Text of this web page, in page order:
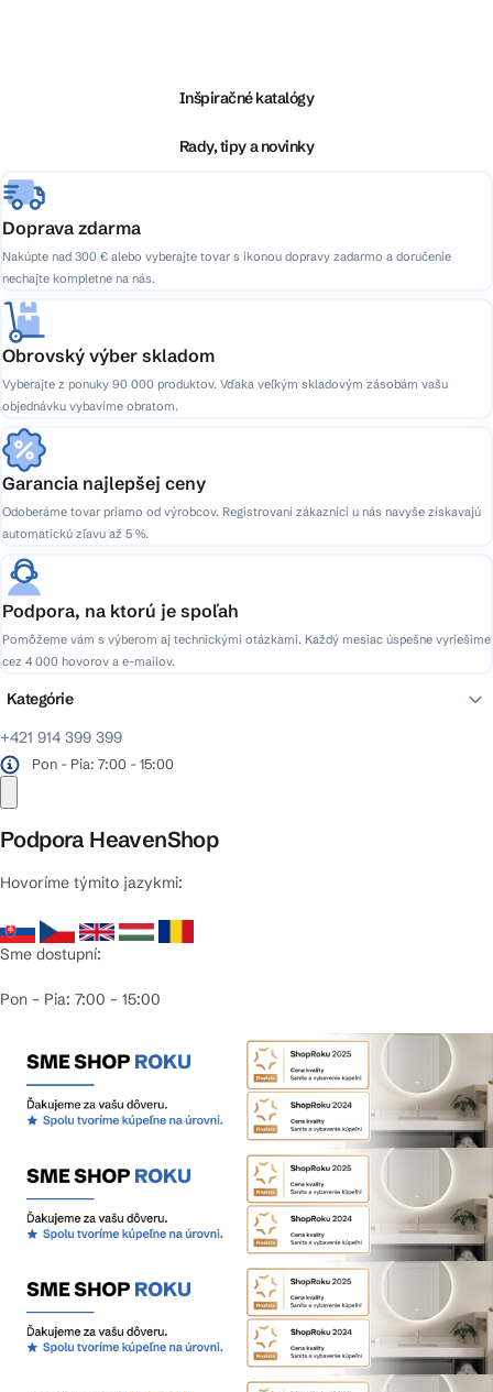
e
Inšpiračné katalógy
Rady, tipy a novinky
Doprava zdarma
Nakúpte nad 300 € alebo vyberajte tovar s ikonou dopravy zadarmo a doručenie
nechajte kompletne na nás.
Obrovský výber skladom
Vyberajte z ponuky 90 000 produktov. Vďaka veľkým skladovým zásobám vašu
objednávku vybavíme obratom.
Garancia najlepšej ceny
Odoberáme tovar priamo od výrobcov. Registrovaní zákazníci u nás navyše získavajú
automatickú zľavu až 5 %.
Podpora, na ktorú je spoľah
Pomôžeme vám s výberom aj technickými otázkami. Každý mesiac úspešne vyriešime
cez 4 000 hovorov a e-mailov.
+421 914 399 399
Pon - Pia: 7:00 - 15:00
Podpora HeavenShop
Hovoríme týmito jazykmi:
Sme dostupní:
Pon – Pia: 7:00 – 15:00
Kategórie